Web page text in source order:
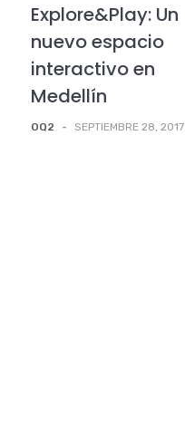
Explore&Play: Un
nuevo espacio
interactivo en
Medellín
OQ2 - SEPTIEMBRE 28, 2017